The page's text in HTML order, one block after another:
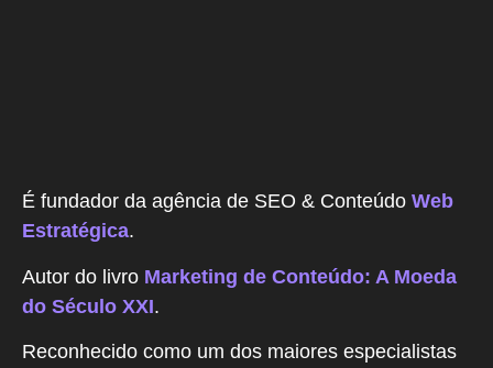
É fundador da agência de SEO & Conteúdo Web
Estratégica.
Autor do livro Marketing de Conteúdo: A Moeda
do Século XXI.
Reconhecido como um dos maiores especialistas